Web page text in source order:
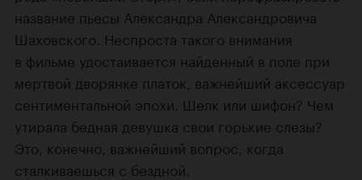
название пьесы Александра Александровича
Шаховского. Неспроста такого внимания
в фильме удостаивается найденный в поле при
мертвой дворянке платок, важнейший аксессуар
сентиментальной эпохи. Шелк или шифон? Чем
утирала бедная девушка свои горькие слезы?
Это, конечно, важнейший вопрос, когда
сталкиваешься с бездной.